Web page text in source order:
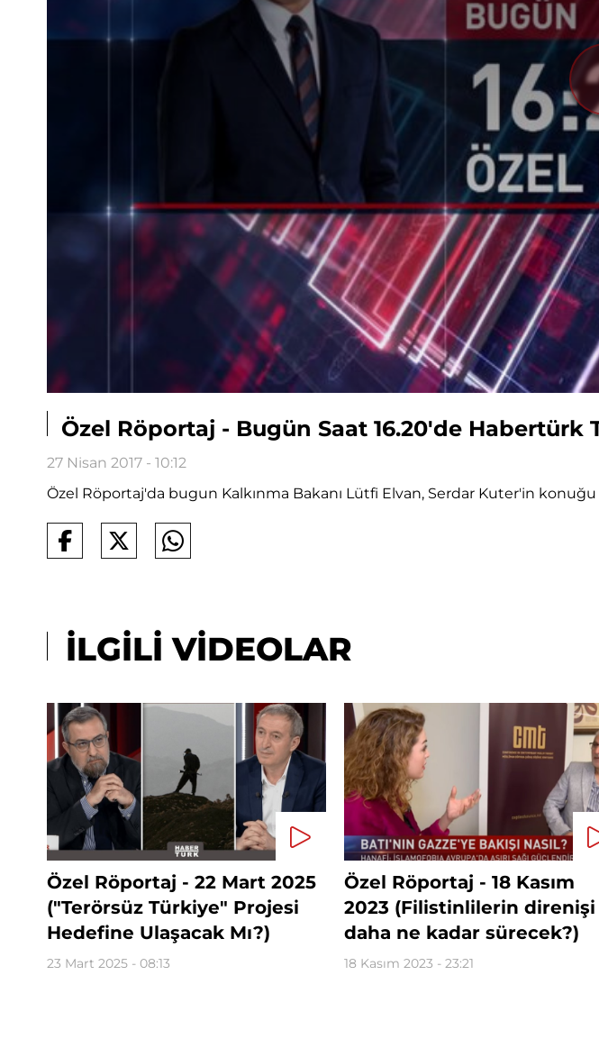
Özel Röportaj - Bugün Saat 16.20'de Habertürk
27 Nisan 2017 - 10:12
Özel Röportaj'da bugun Kalkınma Bakanı Lütfi Elvan, Serdar Kuter'in konuğu
İLGİLİ VİDEOLAR
Özel Röportaj - 22 Mart 2025
("Terörsüz Türkiye" Projesi
Hedefine Ulaşacak Mı?)
23 Mart 2025 - 08:13
Özel Röportaj - 18 Kasım
2023 (Filistinlilerin direnişi
daha ne kadar sürecek?)
18 Kasım 2023 - 23:21